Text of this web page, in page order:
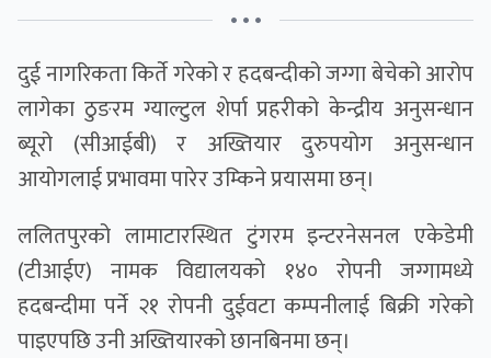
• • •
दुई नागरिकता किर्ते गरेको र हदबन्दीको जग्गा बेचेको आरोप
लागेका ठुङरम ग्याल्टुल शेर्पा प्रहरीको केन्द्रीय अनुसन्धान
ब्यूरो (सीआईबी) र अख्तियार दुरुपयोग अनुसन्धान
आयोगलाई प्रभावमा पारेर उम्किने प्रयासमा छन्।
ललितपुरको लामाटारस्थित टुंगरम इन्टरनेसनल एकेडेमी
(टीआईए) नामक विद्यालयकाे १४० रोपनी जग्गामध्ये
हदबन्दीमा पर्ने २१ रोपनी दुईवटा कम्पनीलाई बिक्री गरेको
पाइएपछि उनी अख्तियारको छानबिनमा छन्।